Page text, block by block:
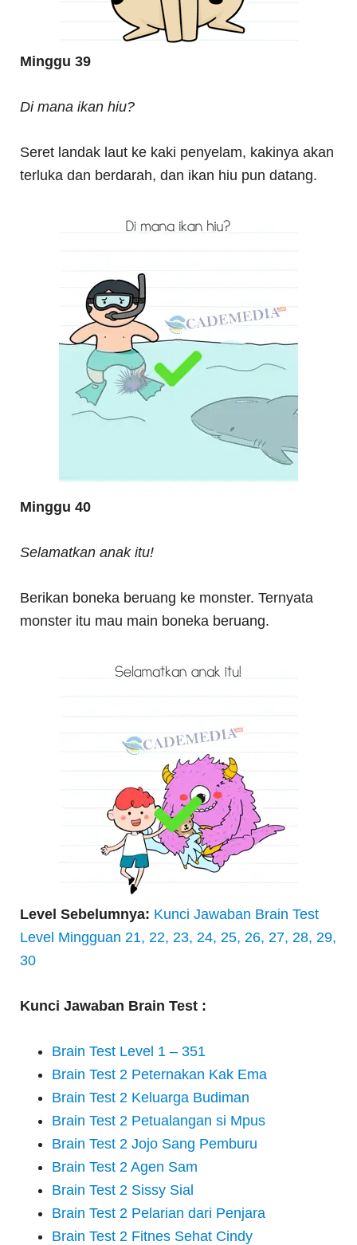
Minggu 39
Di mana ikan hiu?
Seret landak laut ke kaki penyelam, kakinya akan
terluka dan berdarah, dan ikan hiu pun datang.
Minggu 40
Selamatkan anak itu!
Berikan boneka beruang ke monster. Ternyata
monster itu mau main boneka beruang.
Level Sebelumnya: Kunci Jawaban Brain Test
Level Mingguan 21, 22, 23, 24, 25, 26, 27, 28, 29,
30
Kunci Jawaban Brain Test :
Brain Test Level 1 – 351
Brain Test 2 Peternakan Kak Ema
Brain Test 2 Keluarga Budiman
Brain Test 2 Petualangan si Mpus
Brain Test 2 Jojo Sang Pemburu
Brain Test 2 Agen Sam
Brain Test 2 Sissy Sial
Brain Test 2 Pelarian dari Penjara
Brain Test 2 Fitnes Sehat Cindy